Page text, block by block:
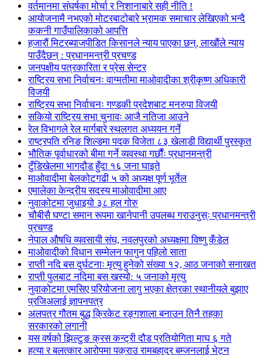
वर्तमानमा संघर्षका मोर्चा र निशानाबारे सही नीति !
आयोजनामै नभएको मोटरबाटोबारे भ्रामक समाचार लेखिएको भन्दै
ककनी गाउँपालिकाको आपत्ति
हजारौं मिटरब्याजपीडित किसानले न्याय पाएका छन्, लाखौंले न्याय
पाउँदैछन् : प्रधानमन्त्री प्रचण्ड
जनपक्षीय पत्रकारिता र प्रेस सेन्टर
राष्ट्रिय सभा निर्वाचनः वाग्मतीमा माओवादीका श्रीकृष्ण अधिकारी
विजयी
राष्ट्रिय सभा निर्वाचनः गण्डकी प्रदेशबाट मनरुपा विजयी
सकियो राष्ट्रिय सभा चुनावः आजै नतिजा आउने
रेल विभागले रेल मार्गबारे स्थलगत अध्ययन गर्ने
राष्ट्रपति रनिङ शिल्डमा पदक विजेता ८३ खेलाडी विद्यार्थी पुरस्कृत
भौतिक पूर्वाधारको बीमा गर्ने व्यवस्था गर्छौंः प्रधानमन्त्री
टुँडिखेलमा भागदौड हुँदा १६ जना घाइते
माओवादीमा बेलकोटगढी ५ को अध्यक्ष पूर्ण भूर्तेल
एमालेका केन्द्रीय सदस्य माओ‌वादीमा आए
नुवाकोटमा जुधाइयो ३८ हल गोरु
चौबीसै घण्टा समान रूपमा खानेपानी उपलब्ध गराउनुस्ः प्रधानमन्त्री
प्रचण्ड
नेपाल औषधि व्यवसायी संघ, नवलपुरको अध्यक्षमा विष्णु कँडेल
माओवादीको विधान सम्मेलन फागुन पहिलो साता
राप्ती नदि बस दुर्घटनाः मृत्यु हुनेको संख्या १२, आठ जनाको सनाखत
राप्ती पुलबाट नदिमा बस खस्यो: ५ जनाको मृत्यु
नुवाकोटमा एमसिए परियोजना लागु भएका क्षेत्रका स्थानीयले बुझाए
प्रजिअलाई ज्ञापनपत्र
अलपत्र गौतम बुद्ध क्रिकेट रङ्गशाला बनाउन तिनै तहका
सरकारको लगानी
यस वर्षको झिल्टुङ क्रस कन्ट्री दौड प्रतियोगिता माघ ६ गते
हत्या र बलत्कार आरोपमा पक्राउ रामबहादुर बम्जनलाई भेट्न